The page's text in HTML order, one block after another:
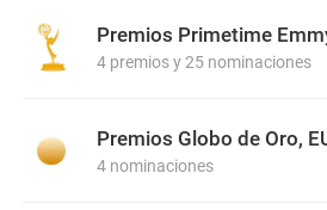
Premios Primetime
4 premios y 25 nominaciones
Premios Globo de Oro,
4 nominaciones